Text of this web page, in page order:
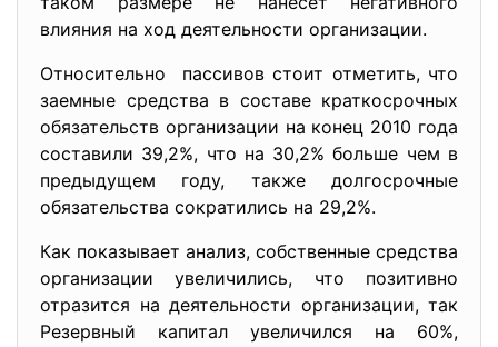
влияния на ход деятельности организации.
Относительно пассивов стоит отметить, что
заемные средства в составе краткосрочных
обязательств организации на конец 2010 года
составили 39,2%, что на 30,2% больше чем в
предыдущем году, также долгосрочные
обязательства сократились на 29,2%.
Как показывает анализ, собственные средства
организации увеличились, что позитивно
отразится на деятельности организации, так
Резервный капитал увеличился на 60%,